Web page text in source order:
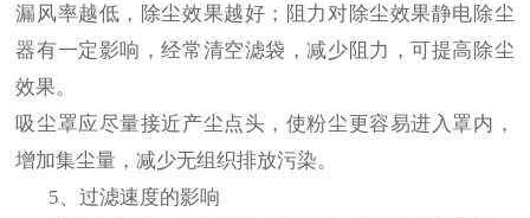
漏风率越低，除尘效果越好；阻力对除尘效果静电除尘
器有一定影响，经常清空滤袋，减少阻力，可提高除尘
效果。
吸尘罩应尽量接近产尘点头，使粉尘更容易进入罩内，
增加集尘量，减少无组织排放污染。
5、过滤速度的影响